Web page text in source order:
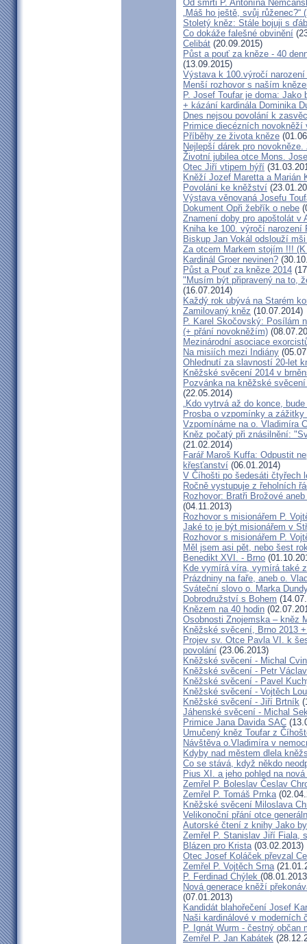
Od smrti P. Antonína
„Máš ho ještě, svůj růženec?“
Stoletý kněz: Stále bojuji s
Co dokáže falešné obvinění
Celibát (20.09.2015)
Půst a pouť za kněze - 40
(13.09.2015)
Výstava k 100.výročí
Menší rozhovor s naším
P. Josef Toufar je doma:
+ kázání kardinála Dominika
Dnes nejsou povolání k
Primice diecézních novokněží
Příběhy ze života kněze
Nejlepší dárek pro novokněze.
Životní jubilea otce Mons.
Otec Jiří vtipem hýří
Kněží Jozef Maretta a Marián
Povolání ke kněžství
Výstava věnovaná Josefu
Dokument Opři žebřík o nebe
Znamení doby pro apoštolát v
Kniha ke 100. výročí narození
Biskup Jan Vokál odslouží
Za otcem Markem stojím !!!
Kardinál Groer nevinen?
Půst a Pouť za kněze 2014
"Musím být připravený na to,
(16.07.2014)
Každý rok ubývá na Starém
Zamilovaný kněz (10.07.2014)
P. Karel Skočovský: Posílám
(+ přání novokněžím)
Mezinárodní asociace
Na misiích mezi Indiány
Ohlednutí za slavností 20-let
Kněžské svěcení 2014 v
Pozvánka na kněžské
(22.05.2014)
„Kdo vytrvá až do konce,
Prosba o vzpomínky a
Vzpomínáme na o. Vladimíra
Kněz počatý při znásilnění:
(21.02.2014)
Farář Maroš Kuffa: Odpustit
křesťanství (06.01.2014)
V Číhošti po šedesáti čtyřech
Ročně vystupuje z řeholních
Rozhovor: Bratři Brožové
(04.11.2013)
Rozhovor s misionářem P.
Jaké to je být misionářem v
Rozhovor s misionářem P.
Měl jsem asi pět, nebo šest
Benedikt XVI. - Brno
Kde vymírá víra, vymírá také
Prázdniny na faře, aneb o.
Sváteční slovo o. Marka
Dobrodružství s Bohem
Knězem na 40 hodin
Osobnosti Znojemska – kněz
Kněžské svěcení, Brno 2013
Projev sv. Otce Pavla VI. k
povolání (23.06.2013)
Kněžské svěcení - Michal
Kněžské svěcení - Petr
Kněžské svěcení - Pavel
Kněžské svěcení - Vojtěch
Kněžské svěcení - Jiří Brtník
Jáhenské svěcení - Michal
Primice Jana Davida SAC
Umučený kněz Toufar z
Návštěva o.Vladimíra v
Kdyby nad městem dlela
Co se stává, když někdo
Pius XI. a jeho pohled na
Zemřel P. Boleslav Česlav
Zemřel P. Tomáš Prnka
Kněžské svěcení Miloslava
Velikonoční přání otce
Autorské čtení z knihy Jako
Zemřel P. Stanislav Jiří Fiala,
Blázen pro Krista(03.02.2013)
Otec Josef Koláček převzal
Zemřel P. Vojtěch Srna
P. Ferdinad Chýlek
Nová generace kněží
(07.01.2013)
Kandidát blahořečení Josef
Naši kardinálové v moderních
P. Ignát Wurm - čestný občan
Zemřel P. Jan Kabátek